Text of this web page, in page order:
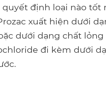
định loại nào tốt
xuất hiện dưới
dưới dạng chất
đi kèm dưới